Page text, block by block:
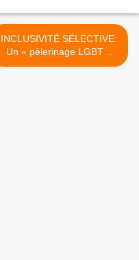
INCLUSIVITÉ SÉLECTIVE:
Un « pèlerinage LGBT »
attendu pour la première